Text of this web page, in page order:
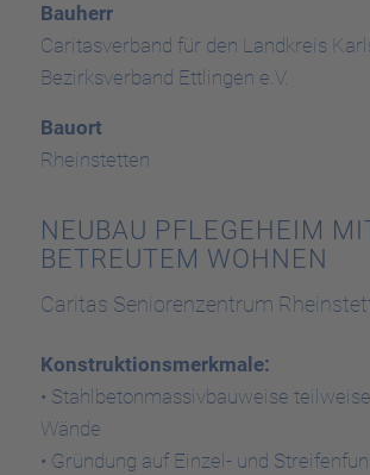
Bauherr
Caritasverband für den Landkreis
Bezirksverband Ettlingen e.V.
Bauort
Rheinstetten
NEUBAU PFLEGEHEIM
BETREUTEM WOHNEN
Caritas Seniorenzentrum
Konstruktionsmerkmale:
• Stahlbetonmassivbauweise
Wände
• Gründung auf Einzel- und